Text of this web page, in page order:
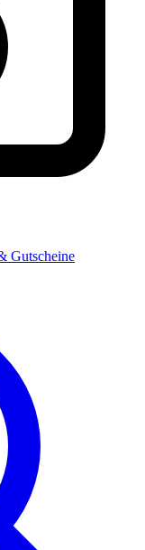
Gutscheine